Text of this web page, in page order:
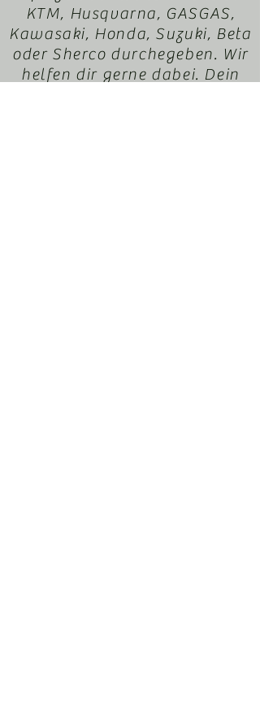
KTM, Husqvarna, GASGAS,
Kawasaki, Honda, Suzuki, Beta
oder Sherco durchegeben. Wir
helfen dir gerne dabei. Dein